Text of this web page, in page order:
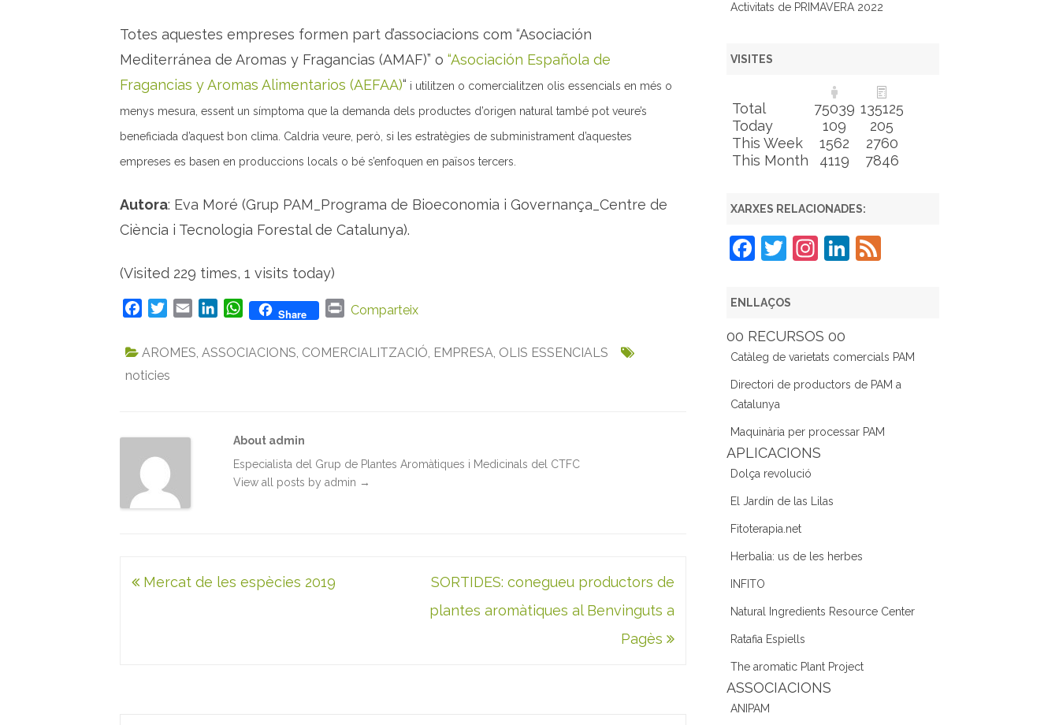
Totes aquestes empreses formen part d’associacions com “Asociación
Mediterránea de Aromas y Fragancias (AMAF)” o “Asociación Española de
Fragancias y Aromas Alimentarios (AEFAA)“ i utilitzen o comercialitzen olis essencials en més o
menys mesura, essent un símptoma que la demanda dels productes d’origen natural també pot veure’s
beneficiada d’aquest bon clima. Caldria veure, però, si les estratègies de subministrament d’aquestes
empreses es basen en produccions locals o bé s’enfoquen en països tercers.
Autora: Eva Moré (Grup PAM_Programa de Bioeconomia i Governança_Centre de
Ciència i Tecnologia Forestal de Catalunya).
(Visited 229 times, 1 visits today)
c
b
k
i
t
a
n
W
a
p
Share
P
i
Comparteix
AROMES, ASSOCIACIONS, COMERCIALITZACIÓ, EMPRESA, OLIS ESSENCIALS
noticies
About admin
Especialista del Grup de Plantes Aromàtiques i Medicinals del CTFC
View all posts by admin →
Navegació
Mercat de les espècies 2019
SORTIDES: conegueu productors de
plantes aromàtiques al Benvinguts a
Pagès
Activitats de PRIMAVERA 2022
VISITES
Total 75039 135125
Today
109
205
This Week
1562
2760
This Month
4119 7846
XARXES RELACIONADES:
F
c
e
b
o
o
k
T
itt
er
In
gr
a
m
Li
dI
n
F
ENLLAÇOS
00 RECURSOS 00
Catàleg de varietats comercials PAM
Directori de productors de PAM a
Catalunya
Maquinària per processar PAM
APLICACIONS
Dolça revolució
El Jardín de las Lilas
Fitoterapia.net
Herbalia: us de les herbes
INFITO
Natural Ingredients Resource Center
Ratafia Espiells
The aromatic Plant Project
ASSOCIACIONS
ANIPAM